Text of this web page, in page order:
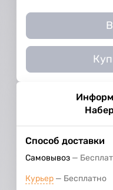
Способ доставки
Самовывоз
Курьер Бесплатно